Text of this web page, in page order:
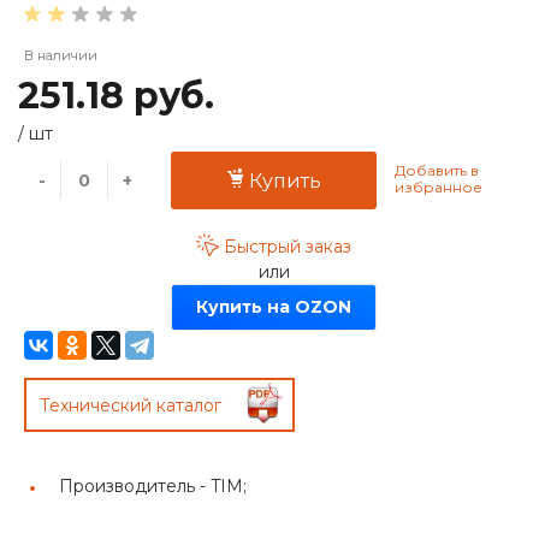
В наличии
251.18 руб.
/ шт
- + Купить
Быстрый заказ
или
Купить на OZON
Технический каталог
Производитель - TIM;